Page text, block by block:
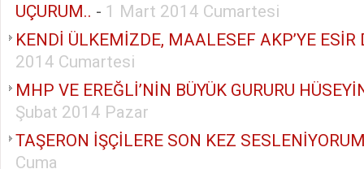
UÇURUM.. - 1 Mart 2014 Cumartesi
KENDİ ÜLKEMİZDE, MAALESEF AKP’YE ESİR
2014 Cumartesi
MHP VE EREĞLİ’NİN BÜYÜK GURURU
Şubat 2014 Pazar
TAŞERON İŞÇİLERE SON KEZ
Cuma